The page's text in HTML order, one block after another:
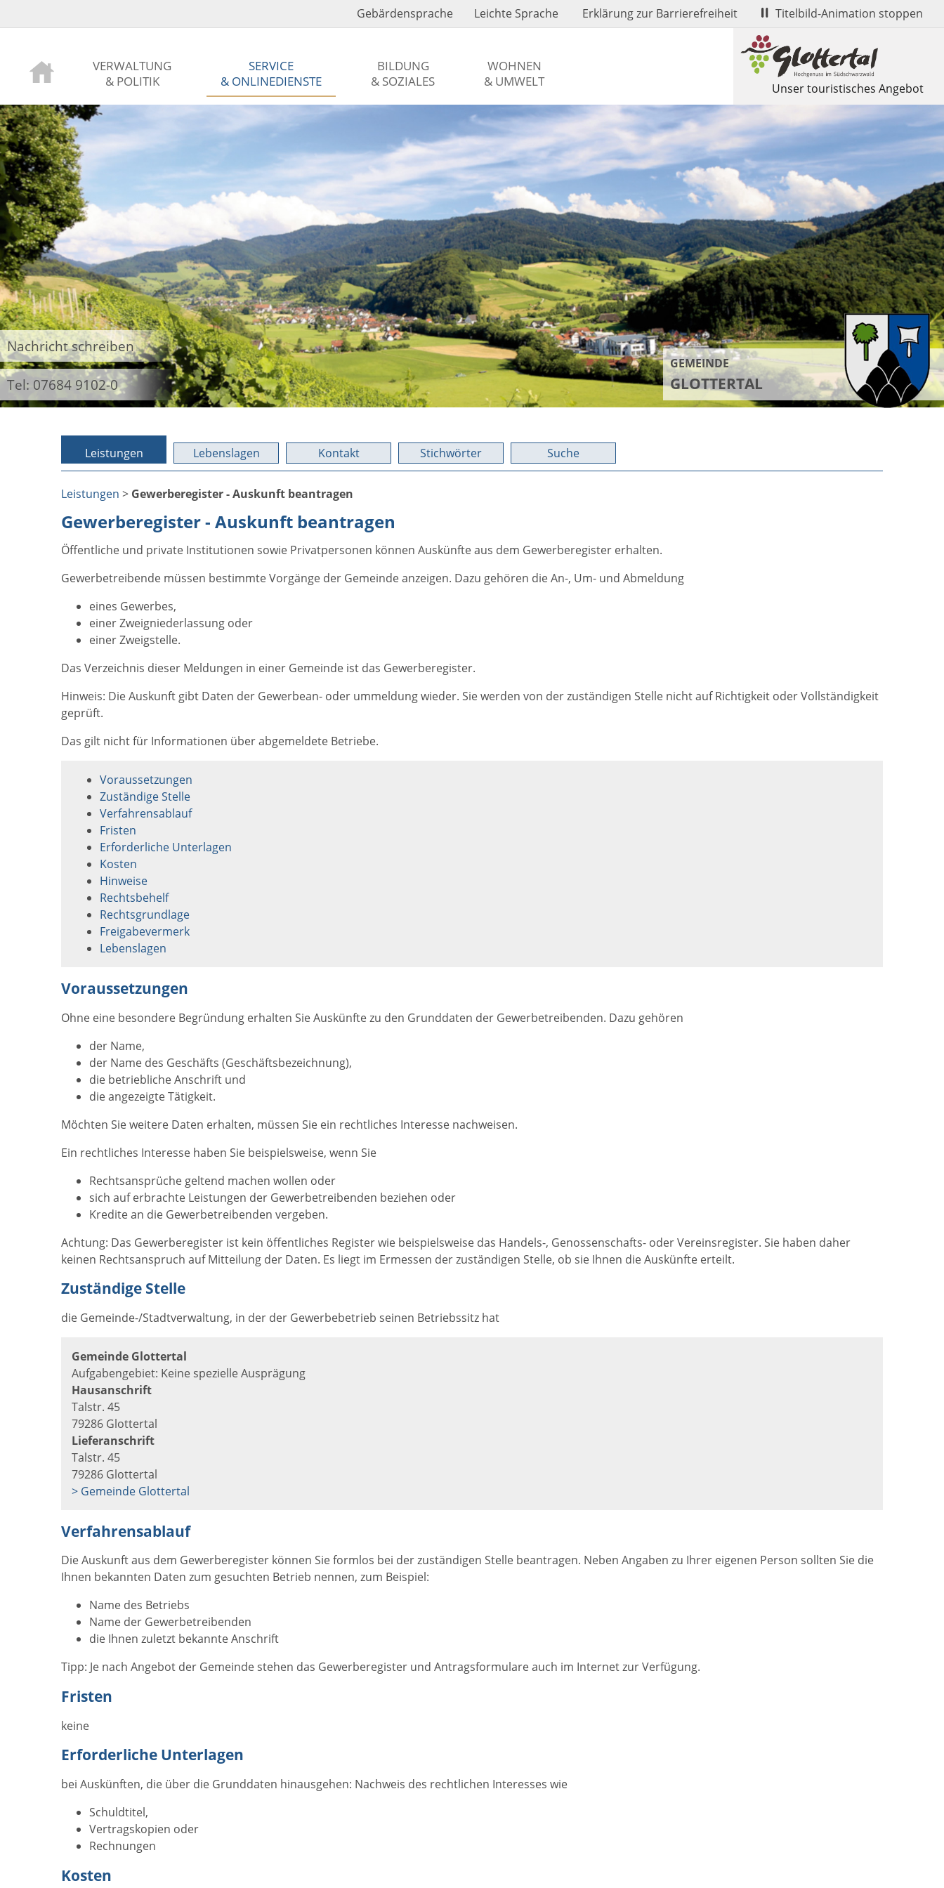
Gebärdensprache Leichte Sprache Erklärung zur Barrierefreiheit Titelbild-Animation stoppen
VERWALTUNG
& POLITIK
SERVICE
& ONLINEDIENSTE
BILDUNG
& SOZIALES
WOHNEN
& UMWELT
Unser touristisches Angebot
Nachricht schreiben
Tel: 07684 9102-0
GEMEINDE
GLOTTERTAL
Leistungen Lebenslagen Kontakt Stichwörter Suche
Leistungen > Gewerberegister - Auskunft beantragen
Gewerberegister - Auskunft beantragen
Öffentliche und private Institutionen sowie Privatpersonen können Auskünfte aus dem Gewerberegister erhalten.
Gewerbetreibende müssen bestimmte Vorgänge der Gemeinde anzeigen. Dazu gehören die An-, Um- und Abmeldung
eines Gewerbes,
einer Zweigniederlassung oder
einer Zweigstelle.
Das Verzeichnis dieser Meldungen in einer Gemeinde ist das Gewerberegister.
Hinweis: Die Auskunft gibt Daten der Gewerbean- oder ummeldung wieder. Sie werden von der zuständigen Stelle nicht auf Richtigkeit oder Vollständigkeit
geprüft.
Das gilt nicht für Informationen über abgemeldete Betriebe.
Voraussetzungen
Zuständige Stelle
Verfahrensablauf
Fristen
Erforderliche Unterlagen
Kosten
Hinweise
Rechtsbehelf
Rechtsgrundlage
Freigabevermerk
Lebenslagen
Voraussetzungen
Ohne eine besondere Begründung erhalten Sie Auskünfte zu den Grunddaten der Gewerbetreibenden. Dazu gehören
der Name,
der Name des Geschäfts (Geschäftsbezeichnung),
die betriebliche Anschrift und
die angezeigte Tätigkeit.
Möchten Sie weitere Daten erhalten, müssen Sie ein rechtliches Interesse nachweisen.
Ein rechtliches Interesse haben Sie beispielsweise, wenn Sie
Rechtsansprüche geltend machen wollen oder
sich auf erbrachte Leistungen der Gewerbetreibenden beziehen oder
Kredite an die Gewerbetreibenden vergeben.
Achtung: Das Gewerberegister ist kein öffentliches Register wie beispielsweise das Handels-, Genossenschafts- oder Vereinsregister. Sie haben daher
keinen Rechtsanspruch auf Mitteilung der Daten. Es liegt im Ermessen der zuständigen Stelle, ob sie Ihnen die Auskünfte erteilt.
Zuständige Stelle
die Gemeinde-/Stadtverwaltung, in der der Gewerbebetrieb seinen Betriebssitz hat
Gemeinde Glottertal
Aufgabengebiet: Keine spezielle Ausprägung
Hausanschrift
Talstr. 45
79286 Glottertal
Lieferanschrift
Talstr. 45
79286 Glottertal
> Gemeinde Glottertal
Verfahrensablauf
Die Auskunft aus dem Gewerberegister können Sie formlos bei der zuständigen Stelle beantragen. Neben Angaben zu Ihrer eigenen Person sollten Sie die
Ihnen bekannten Daten zum gesuchten Betrieb nennen, zum Beispiel:
Name des Betriebs
Name der Gewerbetreibenden
die Ihnen zuletzt bekannte Anschrift
Tipp: Je nach Angebot der Gemeinde stehen das Gewerberegister und Antragsformulare auch im Internet zur Verfügung.
Fristen
keine
Erforderliche Unterlagen
bei Auskünften, die über die Grunddaten hinausgehen: Nachweis des rechtlichen Interesses wie
Schuldtitel,
Vertragskopien oder
Rechnungen
Kosten